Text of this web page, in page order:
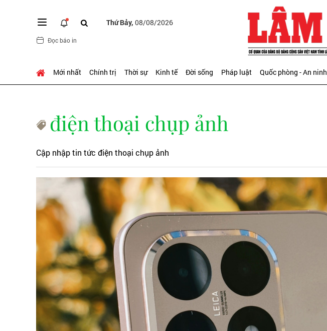
Thứ Bảy, 08/08/2026
Đọc báo in
Mới nhất Chính trị Thời sự Kinh tế Đời sống Pháp luật Quốc phòng - An ninh
điện thoại chụp ảnh
Cập nhập tin tức điện thoại chụp ảnh